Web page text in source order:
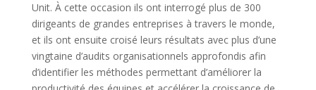
Unit. À cette occasion ils ont interrogé plus de 300
dirigeants de grandes entreprises à travers le monde,
et ils ont ensuite croisé leurs résultats avec plus d’une
vingtaine d’audits organisationnels approfondis afin
d’identifier les méthodes permettant d’améliorer la